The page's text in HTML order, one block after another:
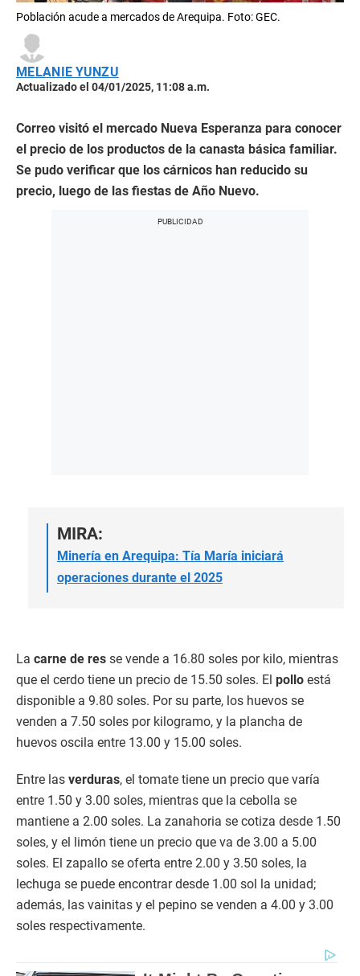
Población acude a mercados de Arequipa. Foto: GEC.
MELANIE YUNZU
Actualizado el 04/01/2025, 11:08 a.m.
Correo visitó el mercado Nueva Esperanza para conocer
el precio de los productos de la canasta básica familiar.
Se pudo verificar que los cárnicos han reducido su
precio, luego de las fiestas de Año Nuevo.
MIRA:
Minería en Arequipa: Tía María iniciará
operaciones durante el 2025
La carne de res se vende a 16.80 soles por kilo, mientras
que el cerdo tiene un precio de 15.50 soles. El pollo está
disponible a 9.80 soles. Por su parte, los huevos se
venden a 7.50 soles por kilogramo, y la plancha de
huevos oscila entre 13.00 y 15.00 soles.
Entre las verduras, el tomate tiene un precio que varía
entre 1.50 y 3.00 soles, mientras que la cebolla se
mantiene a 2.00 soles. La zanahoria se cotiza desde 1.50
soles, y el limón tiene un precio que va de 3.00 a 5.00
soles. El zapallo se oferta entre 2.00 y 3.50 soles, la
lechuga se puede encontrar desde 1.00 sol la unidad;
además, las vainitas y el pepino se venden a 4.00 y 3.00
soles respectivamente.